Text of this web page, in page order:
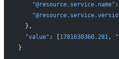
    "@resource.service.name"
:
  },
  "value"
: [1781630360.281 ,
}